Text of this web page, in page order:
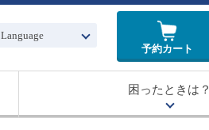
Language
予約カート
困ったときは？